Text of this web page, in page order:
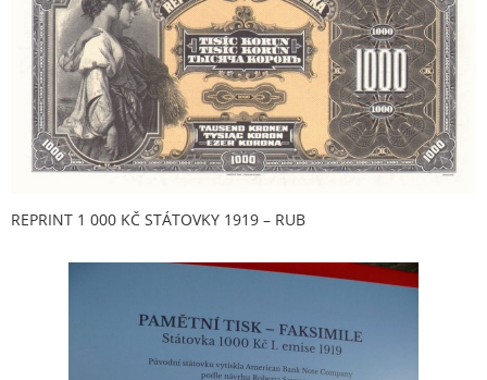
REPRINT 1 000 KČ STÁTOVKY 1919 – RUB